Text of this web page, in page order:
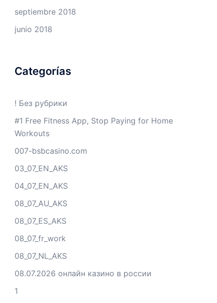
septiembre 2018
junio 2018
Categorías
! Без рубрики
#1 Free Fitness App, Stop Paying for Home
Workouts
007-bsbcasino.com
03_07_EN_AKS
04_07_EN_AKS
08_07_AU_AKS
08_07_ES_AKS
08_07_fr_work
08_07_NL_AKS
08.07.2026 онлайн казино в россии
1